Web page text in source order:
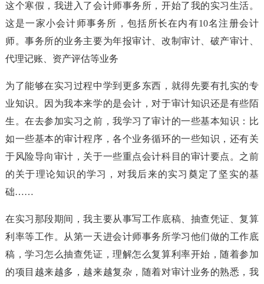
这个寒假，我进入了会计师事务所，开始了我的实习生活。
这是一家小会计师事务所，包括所长在内有10名注册会计
师。事务所的业务主要为年报审计、改制审计、破产审计、
代理记账、资产评估等业务
为了能够在实习过程中学到更多东西，就得先要有扎实的专
业知识。因为我本来学的是会计，对于审计知识还是有些陌
生。在去参加实习之前，我学习了审计的一些基本知识：比
如一些基本的审计程序，各个业务循环的一些知识，还有关
于风险导向审计，关于一些重点会计科目的审计要点。之前
的关于理论知识的学习，对我后来的实习奠定了坚实的基
础……
在实习那段期间，我主要从事写工作底稿、抽查凭证、复算
利率等工作。从第一天进会计师事务所学习他们做的工作底
稿，学习怎么抽查凭证，理解怎么复算利率开始，随着参加
的项目越来越多，越来越复杂，随着对审计业务的熟悉，我